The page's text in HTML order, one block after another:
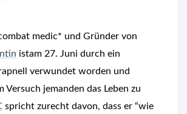
medic* und Gründer von
istam 27. Juni durch ein
verwundet worden und
Versuch jemanden das Leben zu
spricht zurecht davon, dass er “wie